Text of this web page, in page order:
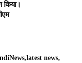
किया।
latest news